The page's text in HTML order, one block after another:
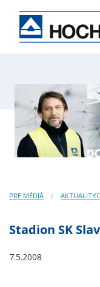
PRE MÉDIÁ
Stadion SK
7.5.2008